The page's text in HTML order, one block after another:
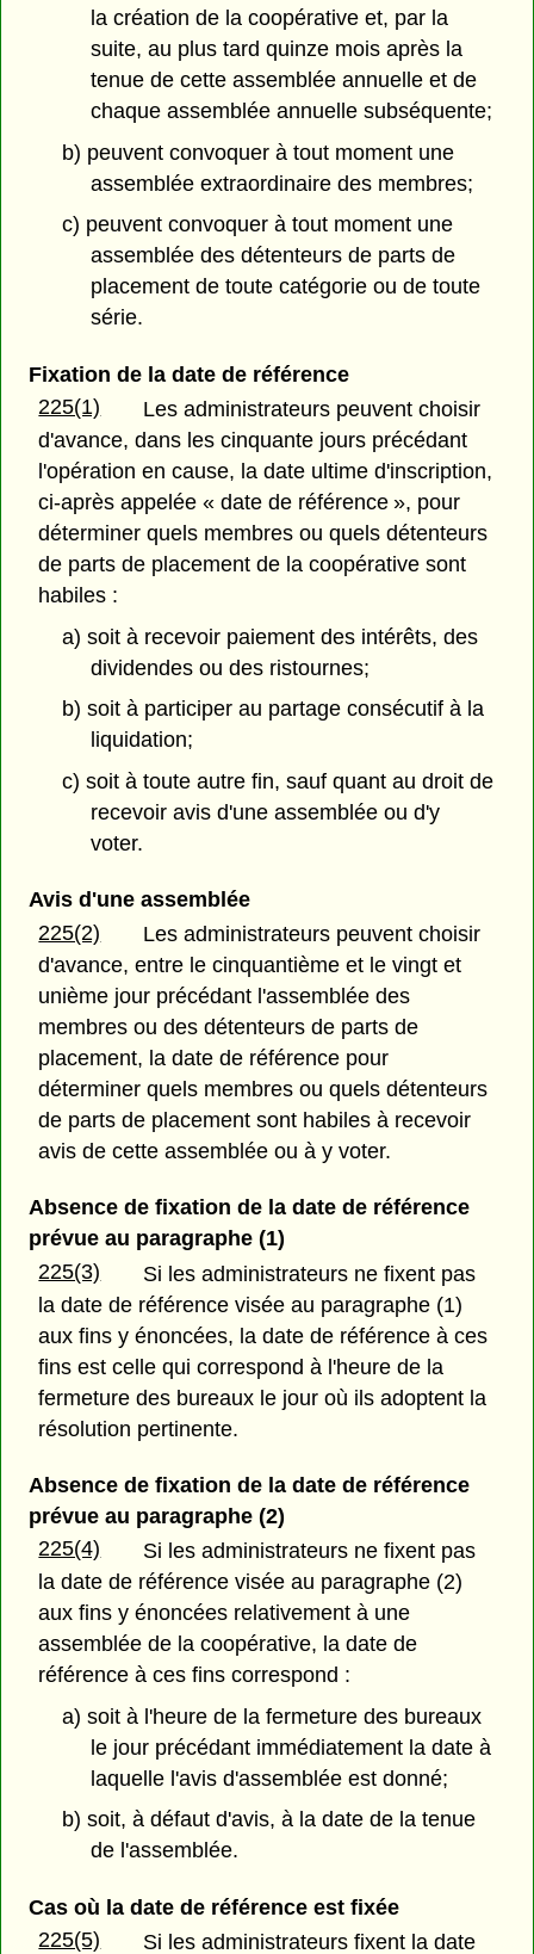
la création de la coopérative et, par la
suite, au plus tard quinze mois après la
tenue de cette assemblée annuelle et de
chaque assemblée annuelle subséquente;
b) peuvent convoquer à tout moment une
assemblée extraordinaire des membres;
c) peuvent convoquer à tout moment une
assemblée des détenteurs de parts de
placement de toute catégorie ou de toute
série.
Fixation de la date de référence
225(1)
Les administrateurs peuvent choisir
d'avance, dans les cinquante jours précédant
l'opération en cause, la date ultime d'inscription,
ci-après appelée « date de référence », pour
déterminer quels membres ou quels détenteurs
de parts de placement de la coopérative sont
habiles :
a) soit à recevoir paiement des intérêts, des
dividendes ou des ristournes;
b) soit à participer au partage consécutif à la
liquidation;
c) soit à toute autre fin, sauf quant au droit de
recevoir avis d'une assemblée ou d'y
voter.
Avis d'une assemblée
225(2)
Les administrateurs peuvent choisir
d'avance, entre le cinquantième et le vingt et
unième jour précédant l'assemblée des
membres ou des détenteurs de parts de
placement, la date de référence pour
déterminer quels membres ou quels détenteurs
de parts de placement sont habiles à recevoir
avis de cette assemblée ou à y voter.
Absence de fixation de la date de référence
prévue au paragraphe (1)
225(3)
Si les administrateurs ne fixent pas
la date de référence visée au paragraphe (1)
aux fins y énoncées, la date de référence à ces
fins est celle qui correspond à l'heure de la
fermeture des bureaux le jour où ils adoptent la
résolution pertinente.
Absence de fixation de la date de référence
prévue au paragraphe (2)
225(4)
Si les administrateurs ne fixent pas
la date de référence visée au paragraphe (2)
aux fins y énoncées relativement à une
assemblée de la coopérative, la date de
référence à ces fins correspond :
a) soit à l'heure de la fermeture des bureaux
le jour précédant immédiatement la date à
laquelle l'avis d'assemblée est donné;
b) soit, à défaut d'avis, à la date de la tenue
de l'assemblée.
Cas où la date de référence est fixée
225(5)
Si les administrateurs fixent la date